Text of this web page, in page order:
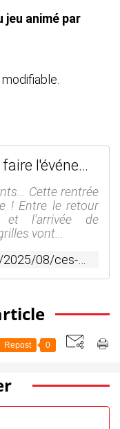
animé par
Ces programmes qui vont faire l'événement pour cette rentrée ! (Vidéos) #Rentrée - SANSURE.FR
Cette rentrée
! Entre le retour
et l'arrivée de
vont...
Repost 0